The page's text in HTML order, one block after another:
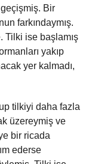
Bir
farkındaymış.
Tilki ise başlamış
yakıp
yer kalmadı,
tilkiyi daha fazla
üzereymiş ve
bir ricada
ederse